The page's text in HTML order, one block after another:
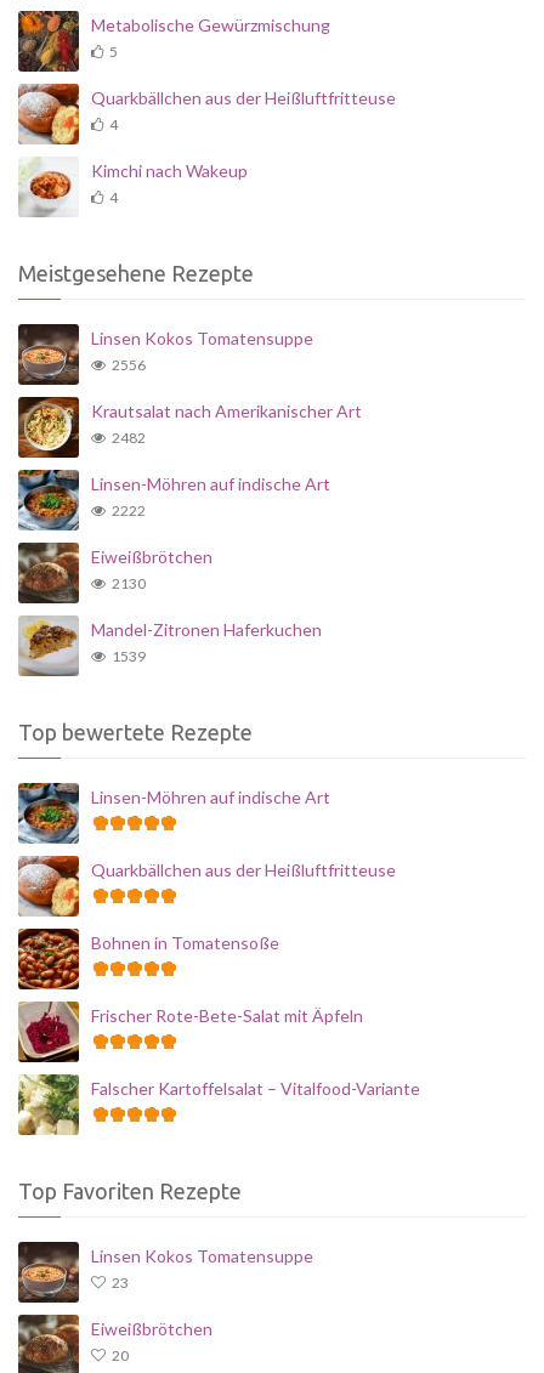
Metabolische Gewürzmischung
5
Quarkbällchen aus der Heißluftfritteuse
4
Kimchi nach Wakeup
4
Meistgesehene Rezepte
Linsen Kokos Tomatensuppe
2556
Krautsalat nach Amerikanischer Art
2482
Linsen-Möhren auf indische Art
2222
Eiweißbrötchen
2130
Mandel-Zitronen Haferkuchen
1539
Top bewertete Rezepte
Linsen-Möhren auf indische Art
Quarkbällchen aus der Heißluftfritteuse
Bohnen in Tomatensoße
Frischer Rote-Bete-Salat mit Äpfeln
Falscher Kartoffelsalat – Vitalfood-Variante
Top Favoriten Rezepte
Linsen Kokos Tomatensuppe
23
Eiweißbrötchen
20